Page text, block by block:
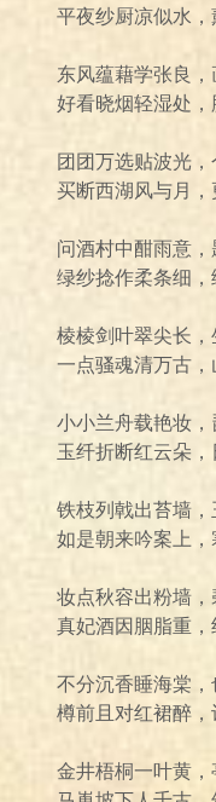
平夜纱厨凉似水，
东风蕴藉学张良，
好看晓烟轻湿处，
团团万选贴波光，
买断西湖风与月，
问酒村中酣雨意，
绿纱捻作柔条细，
棱棱剑叶翠尖长，
一点骚魂清万古，
小小兰舟载艳妆，
玉纤折断红云朵，
铁枝列戟出苔墙，
如是朝来吟案上，
妆点秋容出粉墙，
真妃酒因胭脂重，
不分沉香睡海棠，
樽前且对红裙醉，
金井梧桐一叶黄，